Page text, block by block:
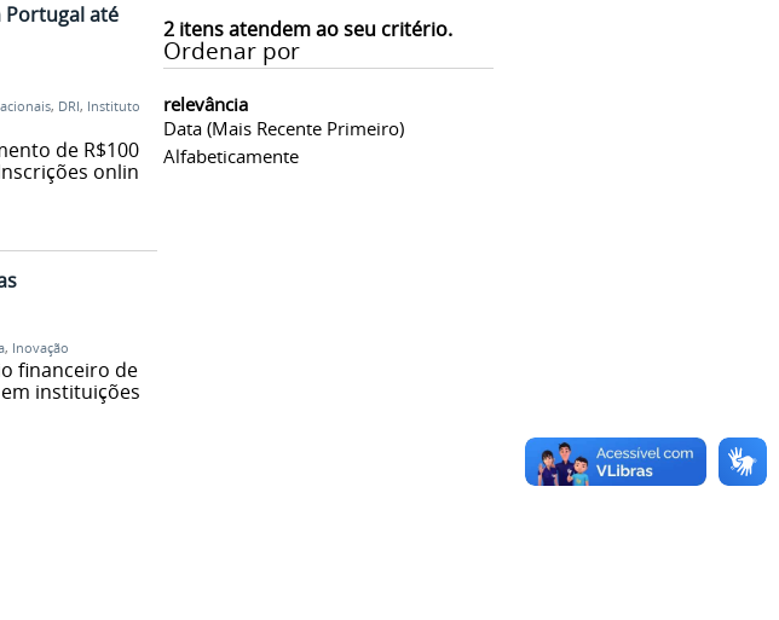
2itens atendem ao seu critério.
Ordenar por
relevância
Data (mais Recente Primeiro)
Alfabeticamente
até
, DRI, Instituto
de R$100
online
, Inovação
financeiro de
instituições